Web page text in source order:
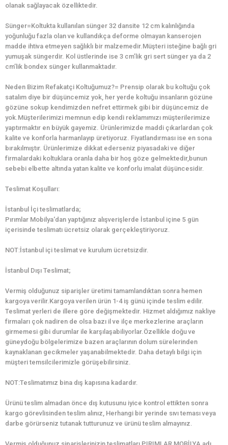
olanak sağlayacak özelliktedir.
Sünger=Koltukta kullanılan sünger 32 dansite 12 cm kalınlığında
yoğunluğu fazla olan ve kullandıkça deforme olmayan kanserojen
madde ihtiva etmeyen sağlıklı bir malzemedir.Müşteri isteğine bağlı gri
yumuşak süngerdir. Kol üstlerinde ise 3 cm’lik gri sert sünger ya da 2
cm’lik bondex sünger kullanmaktadır.
Neden Bizim Refakatçi Koltuğumuz?= Prensip olarak bu koltuğu çok
satalım diye bir düşüncemiz yok, her yerde koltuğu insanların gözüne
gözüne sokup kendimizden nefret ettirmek gibi bir düşüncemiz de
yok.Müşterilerimizi memnun edip kendi reklamımızı müşterilerimize
yaptırmaktır en büyük gayemiz. Ürünlerimizde maddi çıkarlardan çok
kalite ve konforla harmanlayıp üretiyoruz. Fiyatlandırması ise en sona
bırakılmıştır. Ürünlerimize dikkat ederseniz piyasadaki ve diğer
firmalardaki koltuklara oranla daha bir hoş göze gelmektedir,bunun
sebebi elbette altında yatan kalite ve konforlu imalat düşüncesidir.
Teslimat Koşulları:
İstanbul İçi teslimatlarda;
Pırımlar Mobilya‘dan yaptığınız alışverişlerde İstanbul içine 5 gün
içerisinde teslimatı ücretsiz olarak gerçekleştiriyoruz.
NOT:İstanbul içi teslimat ve kurulum ücretsizdir.
İstanbul Dışı Teslimat;
Vermiş olduğunuz siparişler üretimi tamamlandıktan sonra hemen
kargoya verilir.Kargoya verilen ürün 1-4 iş günü içinde teslim edilir.
Teslimat yerleri de illere göre değişmektedir. Hizmet aldığımız nakliye
firmaları çok nadiren de olsa bazı il ve ilçe merkezlerine araçların
girmemesi gibi durumlar ile karşılaşabiliyorlar.Özellikle doğu ve
güneydoğu bölgelerimize bazen araçlarının dolum sürelerinden
kaynaklanan gecikmeler yaşanabilmektedir. Daha detaylı bilgi için
müşteri temsilcilerimizle görüşebilirsiniz.
NOT:Teslimatımız bina dış kapısına kadardır.
Ürünü teslim almadan önce dış kutusunu iyice kontrol ettikten sonra
kargo görevlisinden teslim alınız, Herhangi bir yerinde sıvı teması veya
darbe görürseniz tutanak tutturunuz ve ürünü teslim almayınız.